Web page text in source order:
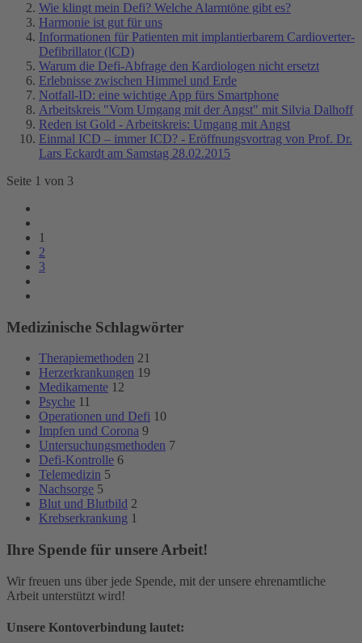
Wie klingt mein Defi? Welche Alarmtöne gibt es?
Harmonie ist gut für uns
Informationen für Patienten mit implantierbarem Cardioverter-
Defibrillator (lCD)
Warum die Defi-Abfrage den Kardiologen nicht ersetzt
Erlebnisse zwischen Himmel und Erde
Notfall-ID: eine wichtige App fürs Smartphone
Arbeitskreis "Vom Umgang mit der Angst" mit Silvia Dalhoff
Reden ist Gold - Arbeitskreis: Umgang mit Angst
Einmal ICD – immer ICD? - Eröffnungsvortrag von Prof. Dr.
Lars Eckardt am Samstag 28.02.2015
Seite 1 von 3
1
2
3
Medizinische Schlagwörter
Therapiemethoden 21
Herzerkrankungen 19
Medikamente 12
Psyche 11
Operationen und Defi 10
Impfen und Corona 9
Untersuchungsmethoden 7
Defi-Kontrolle 6
Telemedizin 5
Nachsorge 5
Blut und Blutbild 2
Krebserkrankung 1
Ihre Spende für unsere Arbeit!
Wir freuen uns über jede Spende, mit der unsere ehrenamtliche
Arbeit unterstützt wird!
Unsere Kontoverbindung lautet: